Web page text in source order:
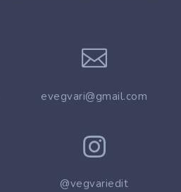

evegvari@gmail.com

@vegvariedit